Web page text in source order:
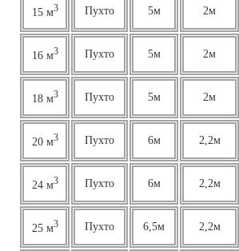
15 м3 Пухто 5м 2м
16 м3 Пухто 5м 2м
18 м3 Пухто 5м 2м
20 м3 Пухто 6м 2,2м
24 м3 Пухто 6м 2,2м
25 м3 Пухто 6,5м 2,2м